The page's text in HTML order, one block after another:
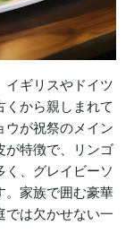
イギリスやドイツ
くから親しまれて
ウが祝祭のメイン
が特徴で、リンゴ
く、グレイビーソ
。家族で囲む豪華
では欠かせない一